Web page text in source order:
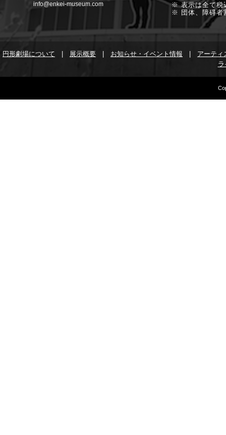
info@enkei-museum.com
※ 表示は全て税
※ 団体、障碍者
円形劇場について 展示概要 お知らせ・イベント情報
アーティ